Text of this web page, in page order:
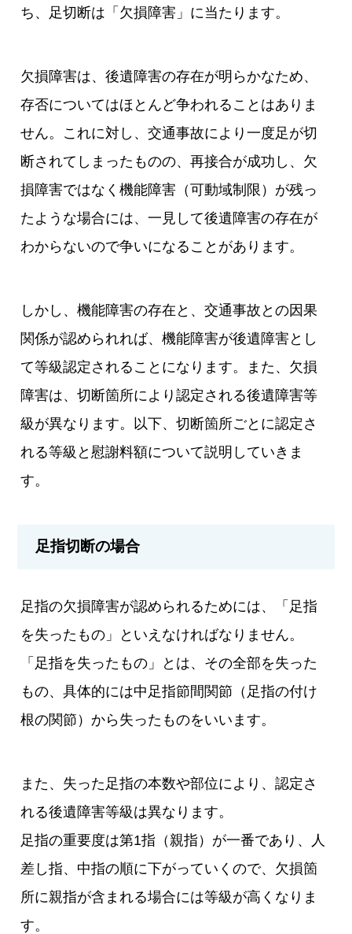
ち、足切断は「欠損障害」に当たります。
欠損障害は、後遺障害の存在が明らかなため、
存否についてはほとんど争われることはありま
せん。これに対し、交通事故により一度足が切
断されてしまったものの、再接合が成功し、欠
損障害ではなく機能障害（可動域制限）が残っ
たような場合には、一見して後遺障害の存在が
わからないので争いになることがあります。
しかし、機能障害の存在と、交通事故との因果
関係が認められれば、機能障害が後遺障害とし
て等級認定されることになります。また、欠損
障害は、切断箇所により認定される後遺障害等
級が異なります。以下、切断箇所ごとに認定さ
れる等級と慰謝料額について説明していきま
す。
足指切断の場合
足指の欠損障害が認められるためには、「足指
を失ったもの」といえなければなりません。
「足指を失ったもの」とは、その全部を失った
もの、具体的には中足指節間関節（足指の付け
根の関節）から失ったものをいいます。
また、失った足指の本数や部位により、認定さ
れる後遺障害等級は異なります。
足指の重要度は第1指（親指）が一番であり、人
差し指、中指の順に下がっていくので、欠損箇
所に親指が含まれる場合には等級が高くなりま
す。